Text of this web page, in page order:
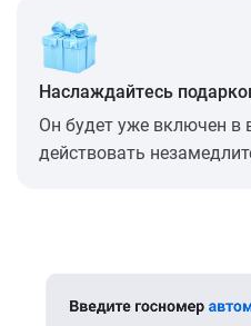
Наслаждайтесь
Он будет уже включен в
действовать